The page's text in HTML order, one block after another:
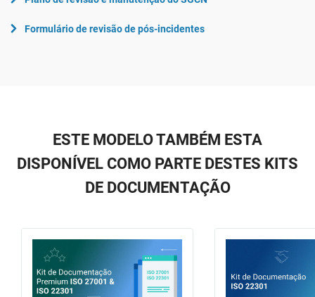
Formulário de revisão de pós-incidentes
ESTE MODELO TAMBÉM ESTA
DISPONÍVEL COMO PARTE DESTES KITS
DE DOCUMENTAÇÃO